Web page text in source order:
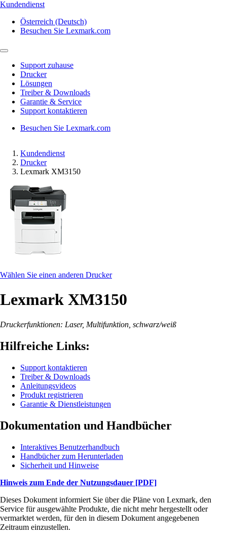
Kundendienst
Österreich (Deutsch)
Besuchen Sie Lexmark.com
Support zuhause
Drucker
Lösungen
Treiber & Downloads
Garantie & Service
Support kontaktieren
Besuchen Sie Lexmark.com
Kundendienst
Drucker
Lexmark XM3150
Wählen Sie einen anderen Drucker
Lexmark XM3150
Druckerfunktionen: Laser, Multifunktion, schwarz/weiß
Hilfreiche Links:
Support kontaktieren
Treiber & Downloads
Anleitungsvideos
Produkt registrieren
Garantie & Dienstleistungen
Dokumentation und Handbücher
Interaktives Benutzerhandbuch
Handbücher zum Herunterladen
Sicherheit und Hinweise
Hinweis zum Ende der Nutzungsdauer [PDF]
Dieses Dokument informiert Sie über die Pläne von Lexmark, den
Service für ausgewählte Produkte, die nicht mehr hergestellt oder
vermarktet werden, für den in diesem Dokument angegebenen
Zeitraum einzustellen.